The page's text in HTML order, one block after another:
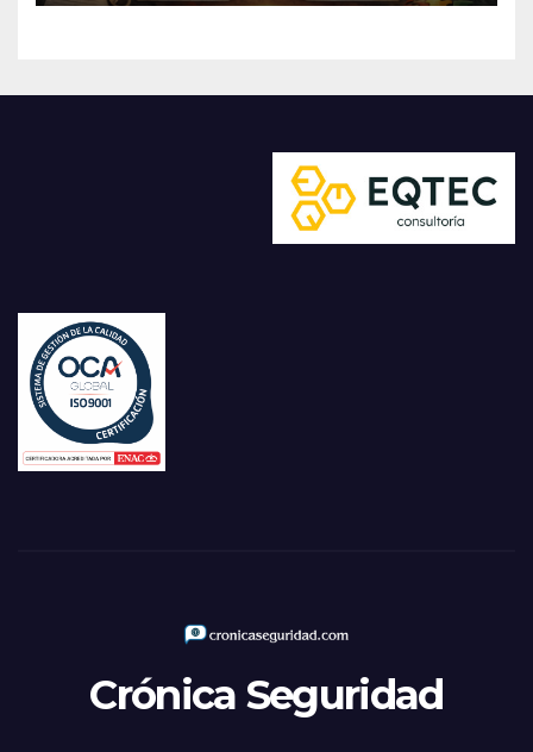
Crónica Seguridad